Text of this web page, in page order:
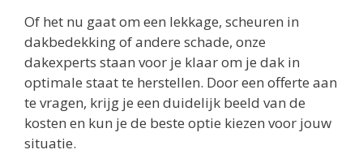
Of het nu gaat om een lekkage, scheuren in
dakbedekking of andere schade, onze
dakexperts staan voor je klaar om je dak in
optimale staat te herstellen. Door een offerte aan
te vragen, krijg je een duidelijk beeld van de
kosten en kun je de beste optie kiezen voor jouw
situatie.